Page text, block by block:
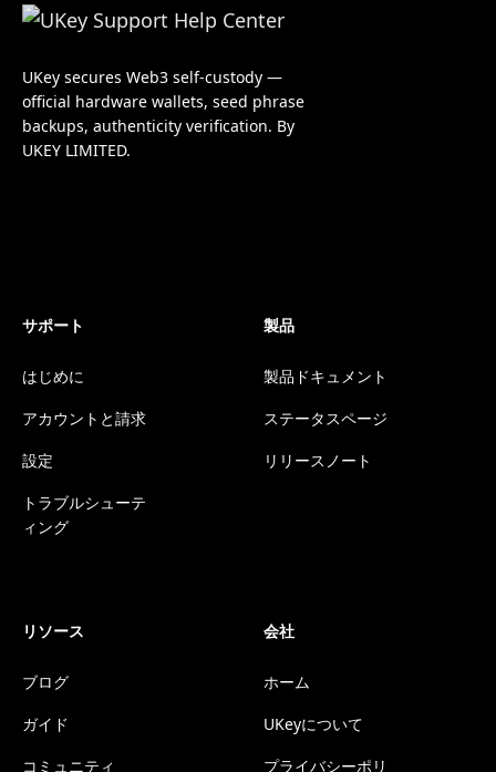
UKey secures Web3 self-custody —
official hardware wallets, seed phrase
backups, authenticity verification. By
UKEY LIMITED.
サポート
はじめに
アカウントと請求
設定
トラブルシューテ
ィング
製品
製品ドキュメント
ステータスページ
リリースノート
リソース
ブログ
ガイド
コミュニティ
会社
ホーム
UKeyについて
プライバシーポリ